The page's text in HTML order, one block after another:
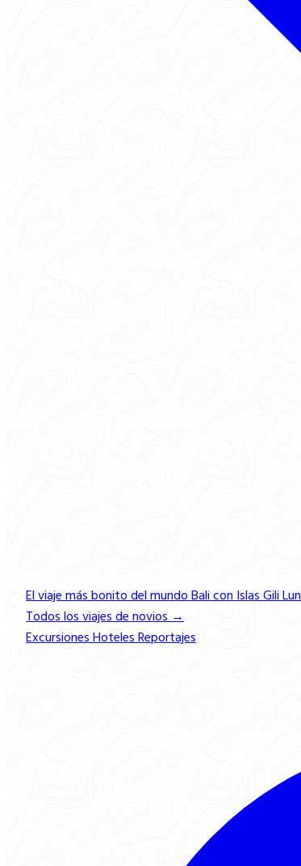
El viaje más bonito del mundoBali con Islas Gili
Todos los viajes de novios →
ExcursionesHotelesReportajes